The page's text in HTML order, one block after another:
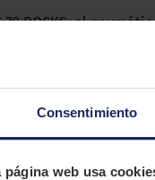
Consentimiento
página web usa
70 ROCKS, el
70 en la rueda
esta goma no
70 ROCKS
entre prestaciones